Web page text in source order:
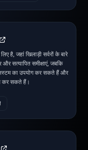
है, जहां खिलाड़ी सर्वरों के बारे
सत्यापित समीक्षाएं, जबकि
का उपयोग कर सकते हैं और
कर सकते हैं।